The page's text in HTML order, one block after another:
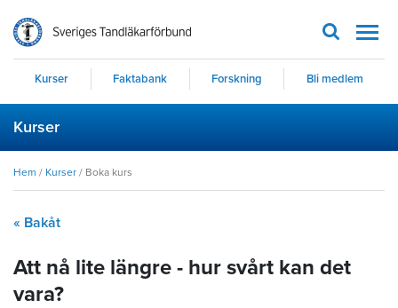
Kurser Faktabank Forskning Bli medlem
Kurser
Hem / Kurser / Boka kurs
« Bakåt
Att nå lite längre - hur svårt kan det
vara?